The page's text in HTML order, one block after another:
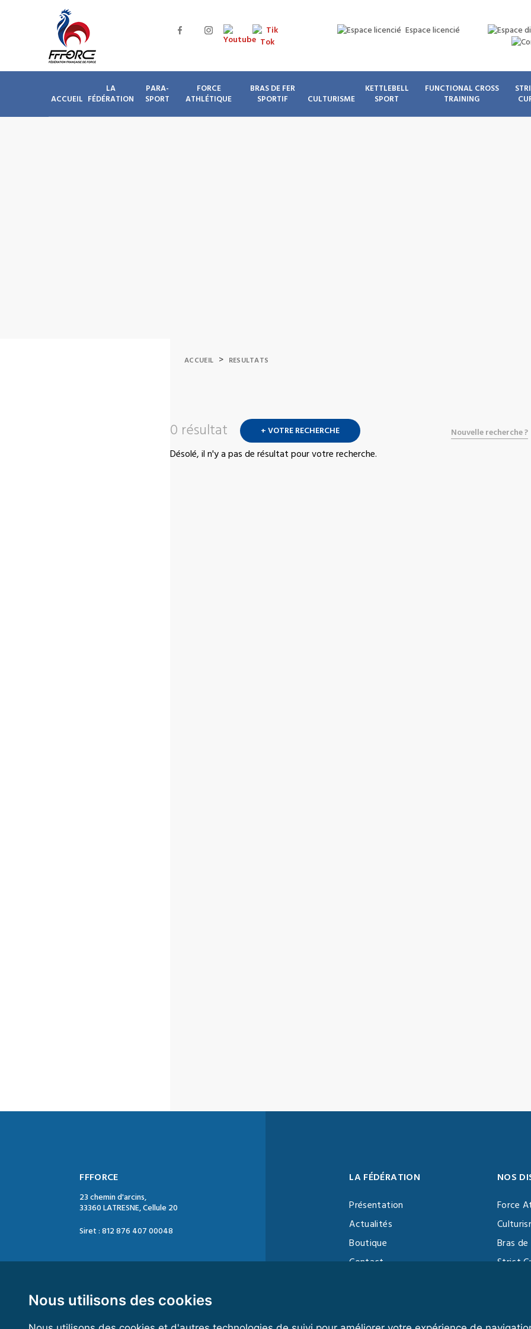
Nous utilisons des cookies
Espace licencié
ACCUEIL
LA
FÉDÉRATION
PARA-
SPORT
FORCE
ATHLÉTIQUE
BRAS DE FER
SPORTIF
CULTURISME
KETTLEBELL
SPORT
FUNCTIONAL CROSS
TRAINING
ACCUEIL > RESULTATS
0 résultat + VOTRE RECHERCHE Nouvelle recherche ?
Désolé, il n'y a pas de résultat pour votre recherche.
FFFORCE
23 chemin d'arcins,
33360 LATRESNE, Cellule 20
Siret : 812 876 407 00048
Mail : contact@ffforce.fr
LA FÉDÉRATION
Présentation
Actualités
Boutique
Contact
NOS
Force
Bras
Strict